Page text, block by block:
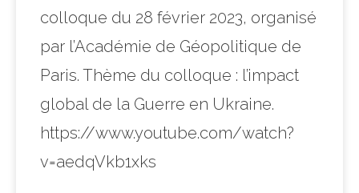
colloque du 28 février 2023, organisé
par l’Académie de Géopolitique de
Paris. Thème du colloque : l’impact
global de la Guerre en Ukraine.
https://www.youtube.com/watch?
v=aedqVkb1xks